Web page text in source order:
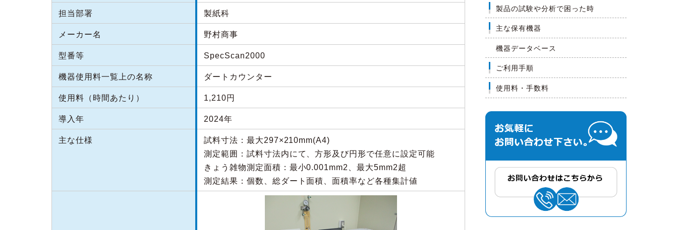
担当部署 製紙科
メーカー名 野村商事
型番等 SpecScan2000
機器使用料一覧上の名称 ダートカウンター
使用料（時間あたり） 1,210円
導入年 2024年
主な仕様
試料寸法：最大297×210mm(A4)
測定範囲：試料寸法内にて、方形及び円形で任意に設定可能
きょう雑物測定面積：最小0.001mm2、最大5mm2超
測定結果：個数、総ダート面積、面積率など各種集計値
製品の試験や分析で困った時
主な保有機器
機器データベース
ご利用手順
使用料・手数料